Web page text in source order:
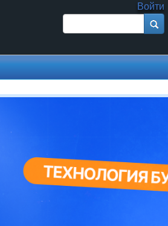
Войти
Форма поиска